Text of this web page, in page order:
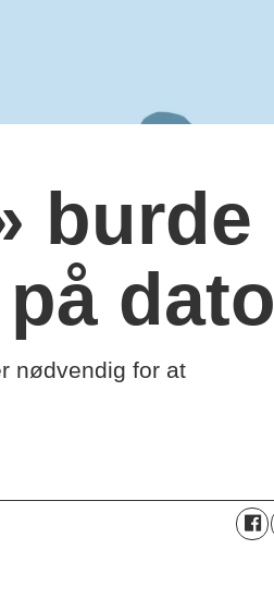
burde
dato
nødvendig for at